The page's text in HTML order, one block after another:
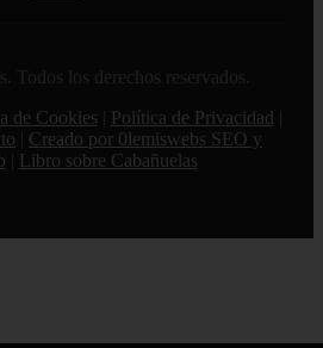
Todos los derechos reservados.
de Cookies Política de Privacidad
Creado por 0lemiswebs SEO y
Libro sobre Cabañuelas